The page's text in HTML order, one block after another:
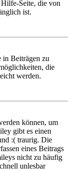
Seite, die von
ist.
Beiträgen zu
die
werden.
können, um
gibt es einen
:( traurig. Die
eines Beitrags
nicht zu häufig
unlesbar